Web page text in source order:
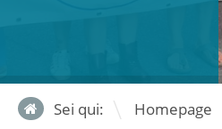
Sei qui: Homepage